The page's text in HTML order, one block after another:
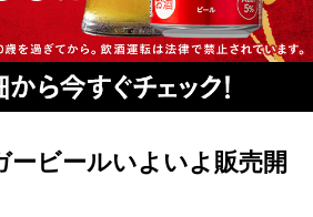
ービールいよいよ販売開